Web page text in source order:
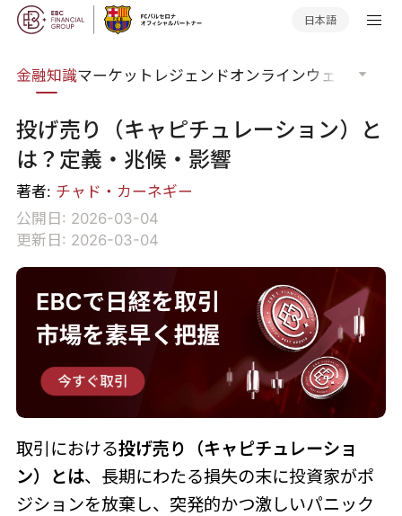
日本語
金融知識マーケットレジェンドオンラインウェビナー
投げ売り（キャピチュレーション）と
は？定義・兆候・影響
著者: チャド・カーネギー
公開日: 2026-03-04
更新日: 2026-03-04
取引における投げ売り（キャピチュレーショ
ン）とは、長期にわたる損失の末に投資家がポ
ジションを放棄し、突発的かつ激しいパニック